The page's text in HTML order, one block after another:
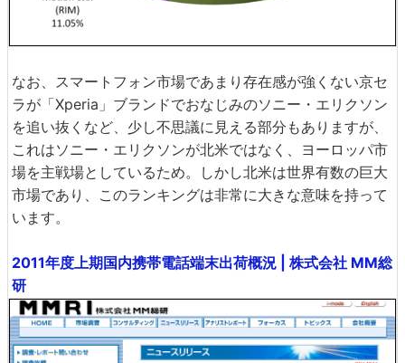
なお、スマートフォン市場であまり存在感が強くない京セ
ラが「Xperia」ブランドでおなじみのソニー・エリクソン
を追い抜くなど、少し不思議に見える部分もありますが、
これはソニー・エリクソンが北米ではなく、ヨーロッパ市
場を主戦場としているため。しかし北米は世界有数の巨大
市場であり、このランキングは非常に大きな意味を持って
います。
2011年度上期国内携帯電話端末出荷概況 | 株式会社 MM総
研